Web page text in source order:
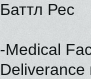
Баттл Рес
-Medical
Deliverance